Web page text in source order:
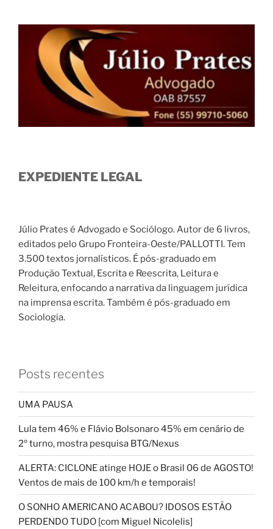
EXPEDIENTE LEGAL
Júlio Prates é Advogado e Sociólogo. Autor de 6 livros,
editados pelo Grupo Fronteira-Oeste/PALLOTTI. Tem
3.500 textos jornalísticos. É pós-graduado em
Produção Textual, Escrita e Reescrita, Leitura e
Releitura, enfocando a narrativa da linguagem jurídica
na imprensa escrita. Também é pós-graduado em
Sociologia.
Posts recentes
UMA PAUSA
Lula tem 46% e Flávio Bolsonaro 45% em cenário de
2º turno, mostra pesquisa BTG/Nexus
ALERTA: CICLONE atinge HOJE o Brasil 06 de AGOSTO!
Ventos de mais de 100 km/h e temporais!
O SONHO AMERICANO ACABOU? IDOSOS ESTÃO
PERDENDO TUDO [com Miguel Nicolelis]